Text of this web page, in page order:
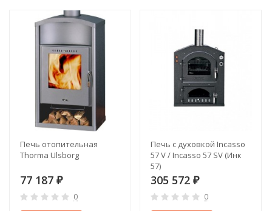
Печь отопительная
Thorma Ulsborg
77 187 ₽
0
Печь с духовкой Incasso
57 V / Incasso 57 SV (Инк
57)
305 572 ₽
0